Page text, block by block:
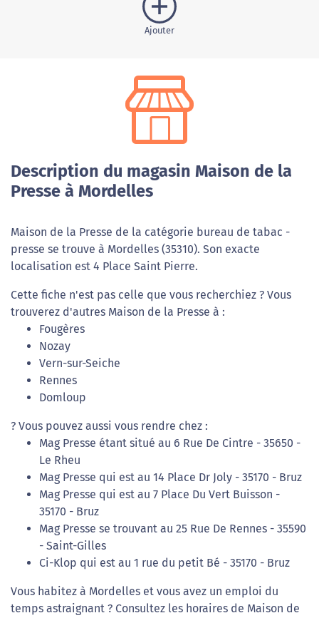
Ajouter
Description du magasin Maison de la
Presse à Mordelles
Maison de la Presse de la catégorie bureau de tabac -
presse se trouve à Mordelles (35310). Son exacte
localisation est 4 Place Saint Pierre.
Cette fiche n'est pas celle que vous recherchiez ? Vous
trouverez d'autres Maison de la Presse à :
Fougères
Nozay
Vern-sur-Seiche
Rennes
Domloup
? Vous pouvez aussi vous rendre chez :
Mag Presse étant situé au 6 Rue De Cintre - 35650 -
Le Rheu
Mag Presse qui est au 14 Place Dr Joly - 35170 - Bruz
Mag Presse qui est au 7 Place Du Vert Buisson -
35170 - Bruz
Mag Presse se trouvant au 25 Rue De Rennes - 35590
- Saint-Gilles
Ci-Klop qui est au 1 rue du petit Bé - 35170 - Bruz
Vous habitez à Mordelles et vous avez un emploi du
temps astraignant ? Consultez les horaires de Maison de